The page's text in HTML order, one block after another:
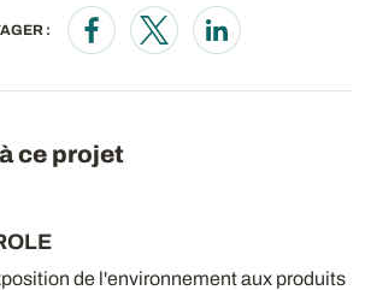
:
Opens in a new window
Opens in a new window
Opens in a new
ce projet
de l'environnement aux produits